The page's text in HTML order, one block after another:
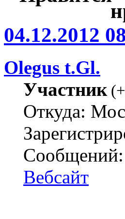
04.12.2012
Olegus t.Gl.
Участник(
Откуда:
Вебсайт